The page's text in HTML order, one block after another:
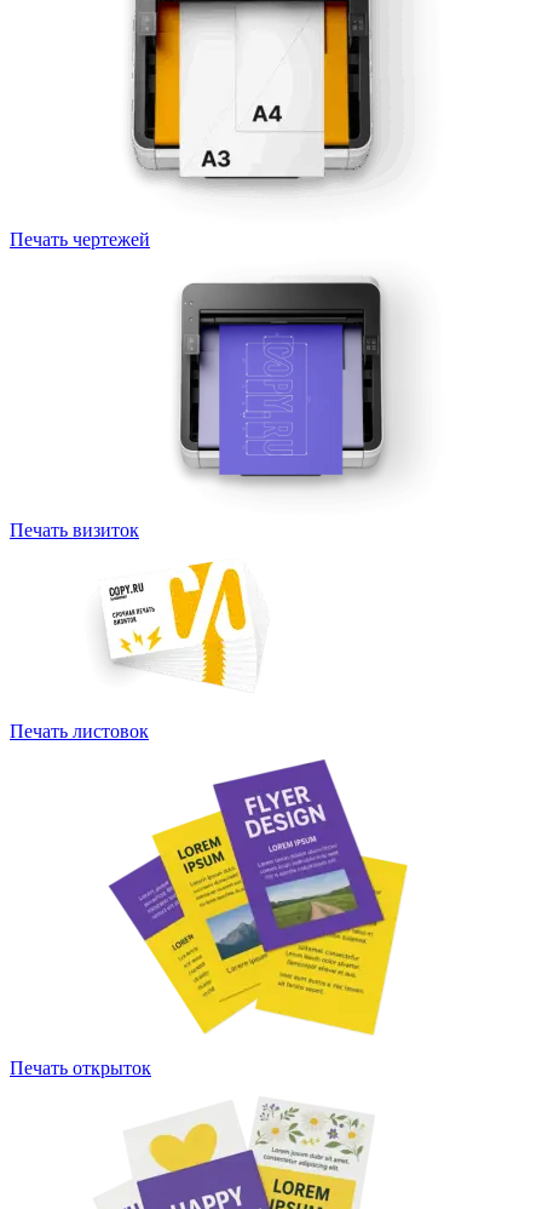
Печать чертежей
Печать визиток
Печать листовок
Печать открыток